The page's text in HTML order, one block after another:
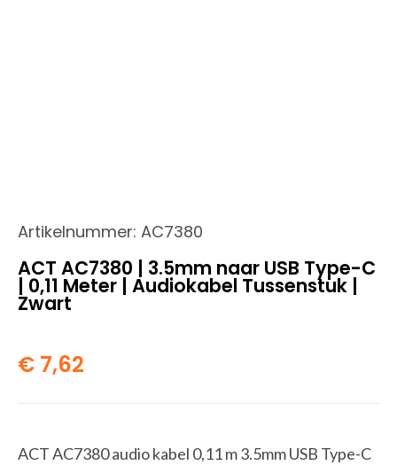
Artikelnummer: AC7380
ACT AC7380 | 3.5mm naar USB Type-C
| 0,11 Meter | Audiokabel Tussenstuk |
Zwart
€ 7,62
ACT AC7380 audio kabel 0,11 m 3.5mm USB Type-C